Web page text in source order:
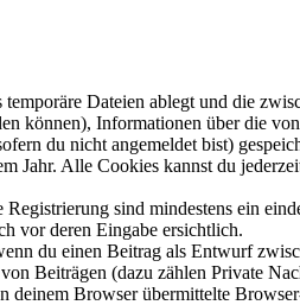
Dateien ablegt und die
können), Informationen über die
du nicht angemeldet bist)
Jahr. Alle Cookies kannst du
sind mindestens ein
vor deren Eingabe ersichtlich.
du einen Beitrag als Entwurf
Beiträgen (dazu zählen Private
deinem Browser übermittelte